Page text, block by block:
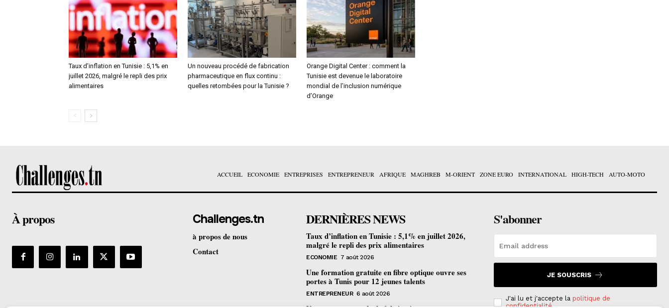
Taux d’inflation en Tunisie : 5,1% en
juillet 2026, malgré le repli des prix
alimentaires
Un nouveau procédé de fabrication
pharmaceutique en flux continu :
quelles retombées pour la Tunisie ?
Orange Digital Center : comment la
Tunisie est devenue le laboratoire
mondial de l’inclusion numérique
d’Orange
ACCUEIL ECONOMIE ENTREPRISES ENTREPRENEUR AFRIQUE MAGHREB M-ORIENT ZONE EURO INTERNATIONAL HIGH-TECH AUTO-MOTO
À propos Challenges.tn
à propos de nous
Contact
DERNIÈRES NEWS
Taux d’inflation en Tunisie : 5,1% en juillet 2026,
malgré le repli des prix alimentaires
ECONOMIE 7 août 2026
Une formation gratuite en fibre optique ouvre ses
portes à Tunis pour 12 jeunes talents
ENTREPRENEUR 6 août 2026
S'abonner
JE SOUSCRIS
J'ai lu et j'accepte la politique de
confidentialité.